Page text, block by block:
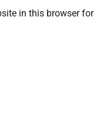
in this browser for